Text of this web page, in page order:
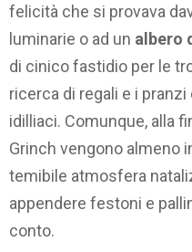
felicità che si provava
luminarie o ad un albero
di cinico fastidio per le
ricerca di regali e i
idilliaci. Comunque, alla
Grinch vengono almeno
temibile atmosfera
appendere festoni e
conto.